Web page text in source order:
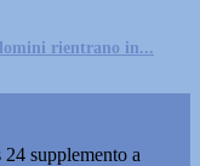
rientrano in...
supplemento a